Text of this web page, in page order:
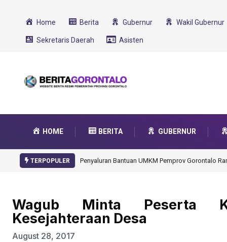
Home Berita Gubernur Wakil Gubernur
Sekretaris Daerah Asisten
HOME BERITA GUBERNUR
TERPOPULER Gorontalo Ikut Dukung Program SMA
Wagub Minta Peserta
Kesejahteraan Desa
August 28, 2017